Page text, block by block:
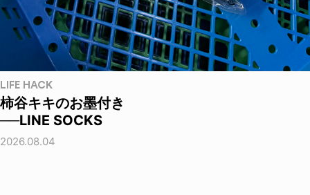
LIFE HACK
柿谷キキのお墨付き
──LINE SOCKS
2026.08.04